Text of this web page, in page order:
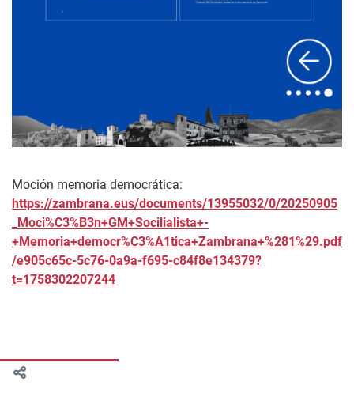
Moción memoria democrática:
https://zambrana.eus/documents/13955032/0/20250905
_Moci%C3%B3n+GM+Socilialista+-
+Memoria+democr%C3%A1tica+Zambrana+%281%29.pdf
/e905c65c-5c76-0a9a-f695-c84f8e134379?
t=1758302207244